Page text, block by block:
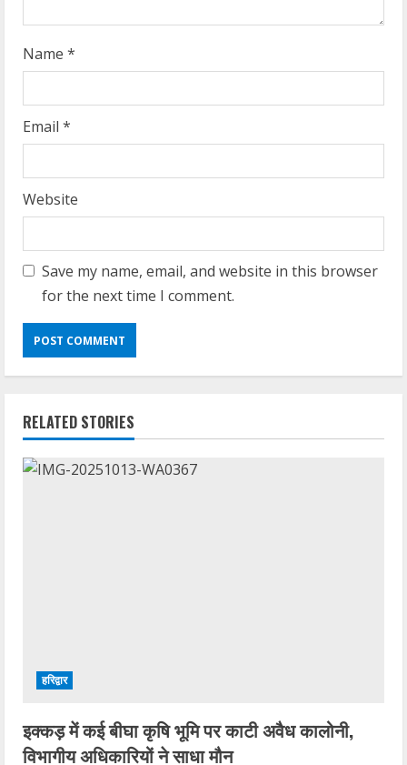
g
Name *
Email *
Website
Save my name, email, and website in this browser
for the next time I comment.
RELATED STORIES
हरिद्वार
इक्कड़ में कई बीघा कृषि भूमि पर काटी अवैध कालोनी,
विभागीय अधिकारियों ने साधा मौन